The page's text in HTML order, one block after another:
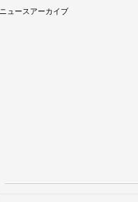
ニュースアーカイブ